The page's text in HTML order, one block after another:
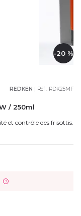
-20 %
REDKEN | Réf : RDK25MF
/ 250ml
et contrôle des frisottis.
?